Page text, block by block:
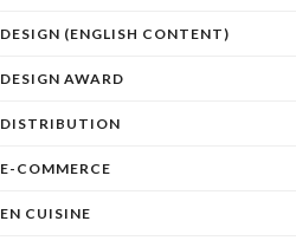
DESIGN (ENGLISH CONTENT)
DESIGN AWARD
DISTRIBUTION
E-COMMERCE
EN CUISINE